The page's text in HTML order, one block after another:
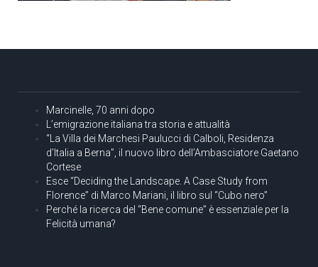
Marcinelle, 70 anni dopo
L’emigrazione italiana tra storia e attualità
“La Villa dei Marchesi Paulucci di Calboli, Residenza
d’Italia a Berna”, il nuovo libro dell’Ambasciatore Gaetano
Cortese
Esce “Deciding the Landscape. A Case Study from
Florence” di Marco Mariani, il libro sul “Cubo nero”
Perché la ricerca del “Bene comune” è essenziale per la
Felicità umana?